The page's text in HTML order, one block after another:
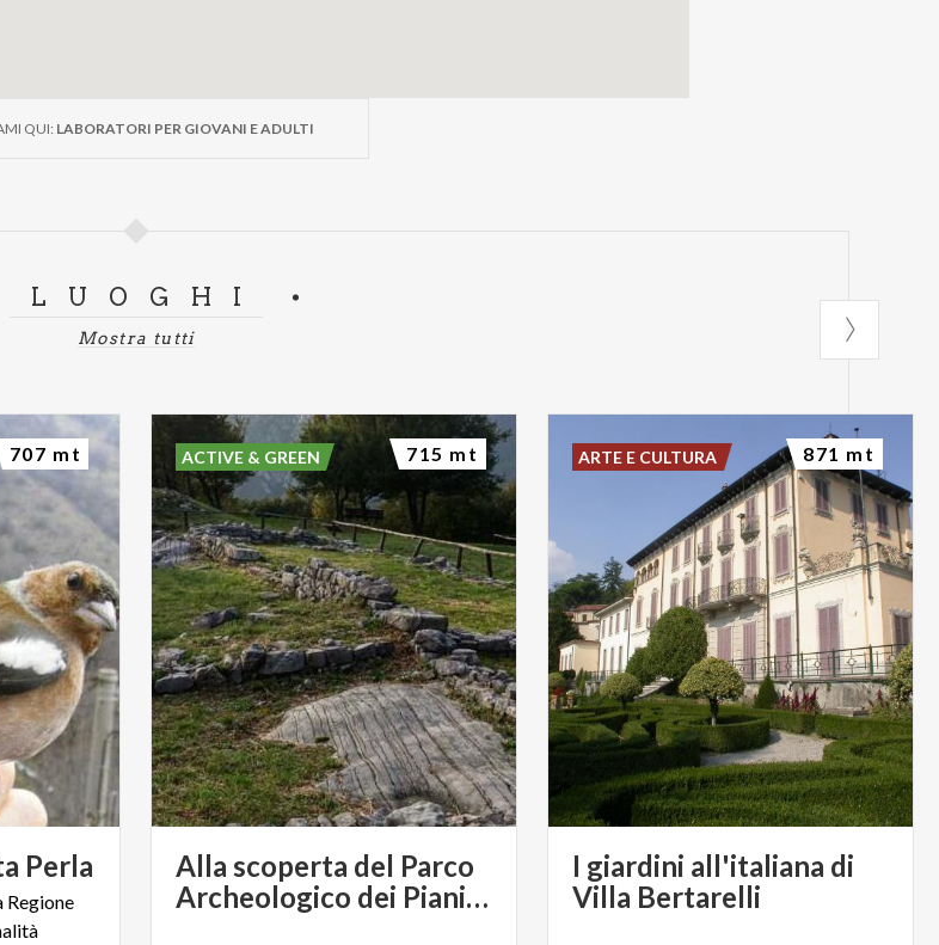
QUI: LABORATORI PER GIOVANI E ADULTI
LUOGHI
Mostra tutti
Perla
Regione
707 mt
Alla scoperta del Parco
Archeologico dei Piani di Barra
ACTIVE & GREEN 715 mt
I giardini all'italiana di
Villa Bertarelli
ARTE E CULTURA 871 mt